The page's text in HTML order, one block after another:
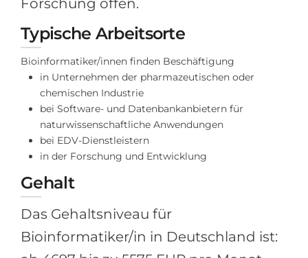
Forschung offen.
Typische Arbeitsorte
Bioinformatiker/innen finden Beschäftigung
in Unternehmen der pharmazeutischen oder
chemischen Industrie
bei Software- und Datenbankanbietern für
naturwissenschaftliche Anwendungen
bei EDV-Dienstleistern
in der Forschung und Entwicklung
Gehalt
Das Gehaltsniveau für
Bioinformatiker/in in Deutschland ist: